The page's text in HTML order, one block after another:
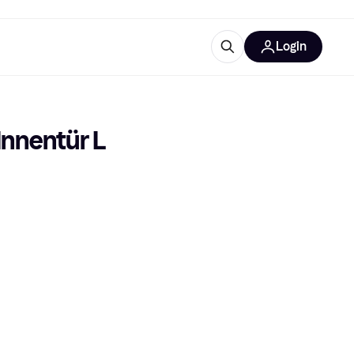
Login
L